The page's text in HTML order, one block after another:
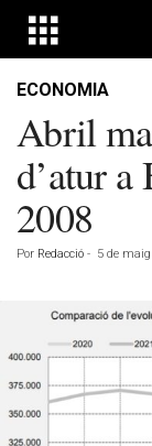
ECONOMIA
Abril
d’atur a
2008
Por Redacció - 5 de